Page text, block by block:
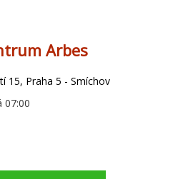
Arbes
15, Praha 5 - Smíchov
07:00